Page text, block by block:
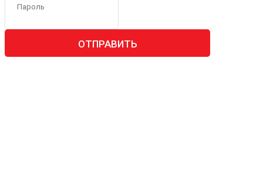
ОТПРАВИТЬ